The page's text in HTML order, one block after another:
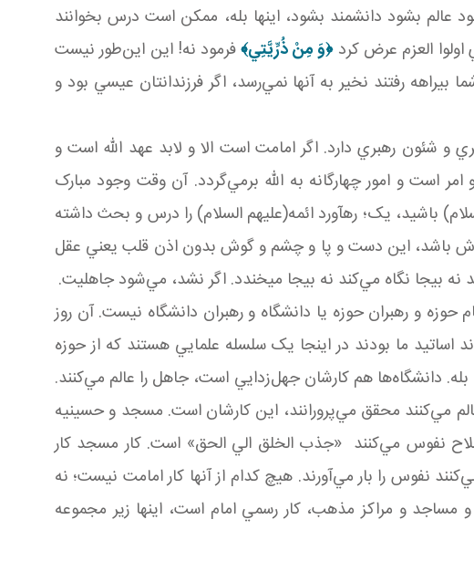
بشود دانشمند بشود، اينها بله، ممکن است درس بخوانند
العزم عرض کرد﴿وَ مِنْ ذُرِّيَّتِي﴾فرمود نه! اين اين‌طور نيست
بيراهه رفتند نخير به آنها نمي‌رسد، اگر فرزندانتان عيسي بود و
شئون رهبري دارد. اگر امامت است الا و لابد عهد الله است و
است و امور چهارگانه به الله برمي‌گردد. آن وقت وجود مبارک
باشيد، يک؛ رهآورد ائمه(عليهم السلام) را درس و بحث داشته
گوش باشد، اين دست و پا و چشم و گوش بدون اذن قلب يعني عقل
بيجا نگاه مي‌کند نه بيجا می­خندد. اگر نشد، مي‌شود جاهليت.
و رهبران حوزه يا دانشگاه و رهبران دانشگاه نيست. آن روز
اساتيد ما بودند در اينجا يک سلسله علمايي هستند که از حوزه
دانشگاه‌ها هم کارشان جهل‌زدايي است، جاهل را عالم مي‌کنند.
مي‌کنند محقق مي‌پرورانند، اين کارشان است. مسجد و حسينيه
نفوس مي‌کنند «جذب الخلق الي الحق» است. کار مسجد کار
نفوس را بار مي‌آورند. هيچ کدام از آنها کار امامت نيست؛ نه
و مراکز مذهب، کار رسمي امام است، اينها زير مجموعه